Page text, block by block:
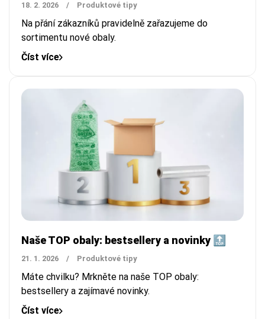
18. 2. 2026 / Produktové tipy
Na přání zákazníků pravidelně zařazujeme do
sortimentu nové obaly.
Číst více
Naše TOP obaly: bestsellery a novinky 🔝
21. 1. 2026 / Produktové tipy
Máte chvilku? Mrkněte na naše TOP obaly:
bestsellery a zajímavé novinky.
Číst více